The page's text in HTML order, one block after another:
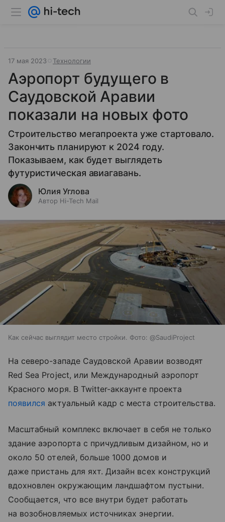
17 мая 2023 Технологии
Аэропорт будущего в
Саудовской Аравии
показали на новых фото
Строительство мегапроекта уже стартовало.
Закончить планируют к 2024 году.
Показываем, как будет выглядеть
футуристическая авиагавань.
Юлия Углова
Автор Hi-Tech Mail
Как сейчас выглядит место стройки. Фото: @SaudiProject
На северо-западе Саудовской Аравии возводят
Red Sea Project, или Международный аэропорт
Красного моря. В Twitter-аккаунте проекта
появился актуальный кадр с места строительства.
Масштабный комплекс включает в себя не только
здание аэропорта с причудливым дизайном, но и
около 50 отелей, больше 1000 домов и
даже пристань для яхт. Дизайн всех конструкций
вдохновлен окружающим ландшафтом пустыни.
Сообщается, что все внутри будет работать
на возобновляемых источниках энергии.